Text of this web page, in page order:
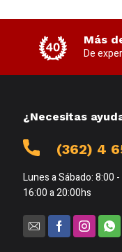
Más
De
¿Necesitas
(362) 4
Lunes a Sábado: 8:00
16:00 a 20:00hs